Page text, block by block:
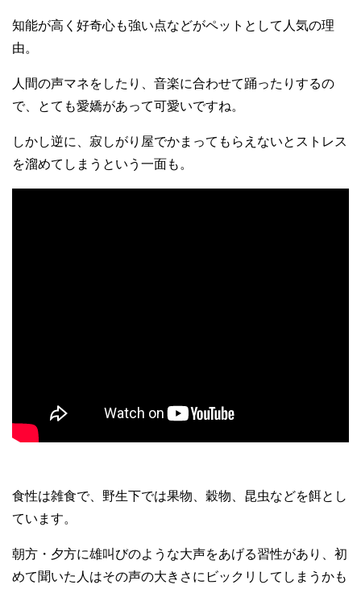
知能が高く好奇心も強い点などがペットとして人気の理
由。
人間の声マネをしたり、音楽に合わせて踊ったりするの
で、とても愛嬌があって可愛いですね。
しかし逆に、寂しがり屋でかまってもらえないとストレス
を溜めてしまうという一面も。
食性は雑食で、野生下では果物、穀物、昆虫などを餌とし
ています。
朝方・夕方に雄叫びのような大声をあげる習性があり、初
めて聞いた人はその声の大きさにビックリしてしまうかも